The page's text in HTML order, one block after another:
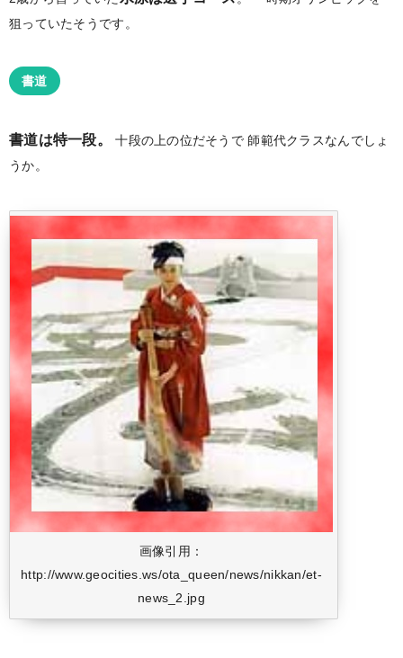
狙っていたそうです。
書道
書道は特一段。 十段の上の位だそうで 師範代クラスなんでしょ
うか。
画像引用：
http://www.geocities.ws/ota_queen/news/nikkan/et-
news_2.jpg